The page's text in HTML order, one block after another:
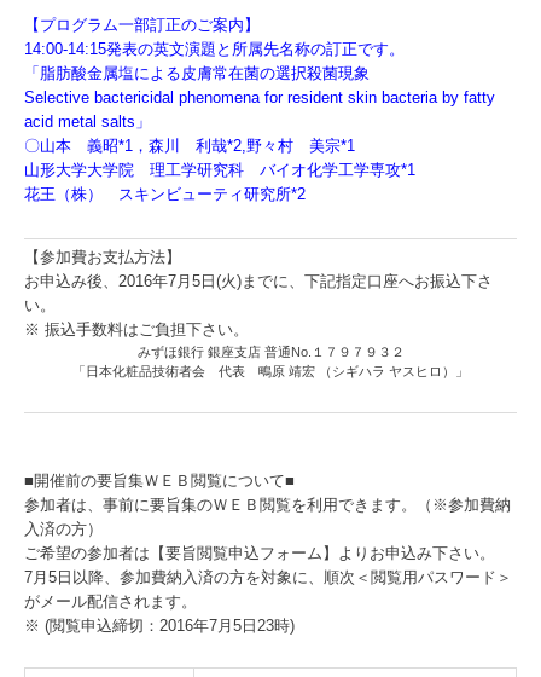
【プログラム一部訂正のご案内】
14:00-14:15発表の英文演題と所属先名称の訂正です。
「脂肪酸金属塩による皮膚常在菌の選択殺菌現象
Selective bactericidal phenomena for resident skin bacteria by fatty
acid metal salts」
〇山本 義昭*1，森川 利哉*2,野々村 美宗*1
山形大学大学院 理工学研究科 バイオ化学工学専攻*1
花王（株） スキンビューティ研究所*2
【参加費お支払方法】
お申込み後、2016年7月5日(火)までに、下記指定口座へお振込下さ
い。
※ 振込手数料はご負担下さい。
みずほ銀行 銀座支店 普通No.１７９７９３２
「日本化粧品技術者会 代表 鴫原 靖宏 （シギハラ ヤスヒロ）」
■開催前の要旨集ＷＥＢ閲覧について■
参加者は、事前に要旨集のＷＥＢ閲覧を利用できます。（※参加費納
入済の方）
ご希望の参加者は【要旨閲覧申込フォーム】よりお申込み下さい。
7月5日以降、参加費納入済の方を対象に、順次＜閲覧用パスワード＞
がメール配信されます。
※ (閲覧申込締切：2016年7月5日23時)